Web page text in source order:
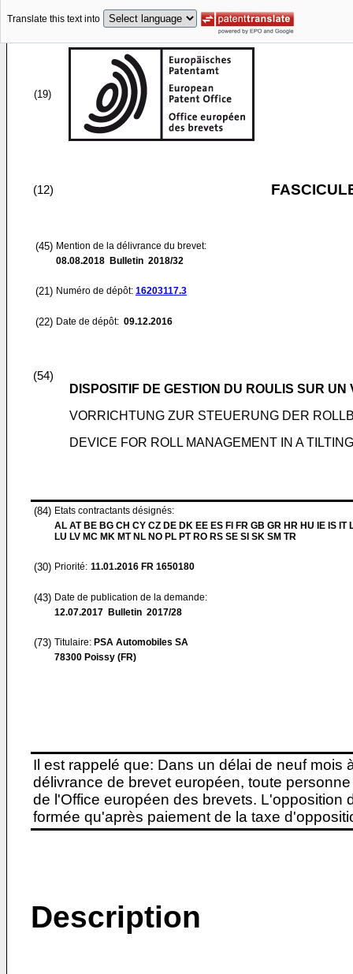
Translate this text into
(19)
(12)
(45) Mention de la délivrance du brevet:
08.08.2018 Bulletin 2018/32
(21) Numéro de dépôt: 16203117.3
(22) Date de dépôt: 09.12.2016
(54)
DISPOSITIF DE GESTION DU ROULIS SUR
VORRICHTUNG ZUR STEUERUNG DER
DEVICE FOR ROLL MANAGEMENT IN A
(84) Etats contractants désignés:
AL AT BE BG CH CY CZ DE DK EE ES FI FR GB GR HR HU IE IS IT
LU LV MC MK MT NL NO PL PT RO RS SE SI SK SM TR
(30) Priorité: 11.01.2016 FR 1650180
(43) Date de publication de la demande:
12.07.2017 Bulletin 2017/28
(73) Titulaire: PSA Automobiles SA
78300 Poissy (FR)
Il est rappelé que: Dans un délai de neuf
délivrance de brevet européen, toute
de l'Office européen des brevets. L'opposition
formée qu'après paiement de la taxe
Description